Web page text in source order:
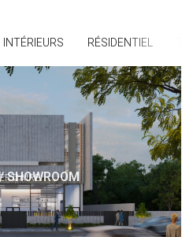
INTÉRIEURS RÉSIDENTIEL
SHOWROOM